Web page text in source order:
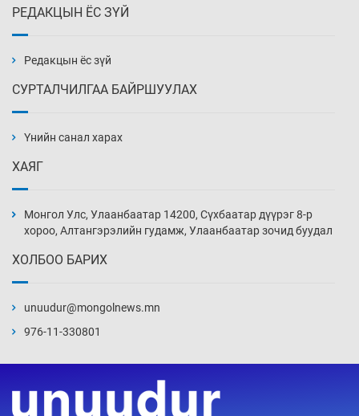
15 цаг 11 мин
нэмэгджээ
15 цаг 41 мин
16 цаг 11 мин
16 цаг 41 мин
РЕДАКЦЫН ЁС ЗҮЙ
Редакцын ёс зүй
СУРТАЛЧИЛГАА БАЙРШУУЛАХ
Үнийн санал харах
ХАЯГ
Монгол Улс, Улаанбаатар 14200, Сүхбаатар дүүрэг 8-р
хороо, Алтангэрэлийн гудамж, Улаанбаатар зочид буудал
ХОЛБОО БАРИХ
unuudur@mongolnews.mn
976-11-330801